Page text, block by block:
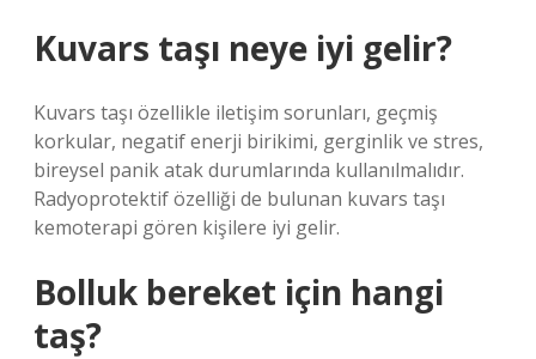
Kuvars taşı neye iyi gelir?
Kuvars taşı özellikle iletişim sorunları, geçmiş
korkular, negatif enerji birikimi, gerginlik ve stres,
bireysel panik atak durumlarında kullanılmalıdır.
Radyoprotektif özelliği de bulunan kuvars taşı
kemoterapi gören kişilere iyi gelir.
Bolluk bereket için hangi
taş?